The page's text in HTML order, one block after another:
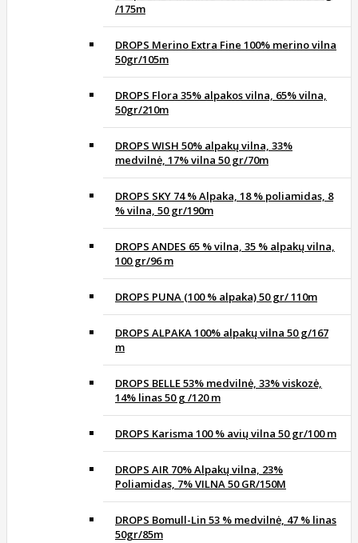
/175m
DROPS Merino Extra Fine 100% merino vilna
50gr/105m
DROPS Flora 35% alpakos vilna, 65% vilna,
50gr/210m
DROPS WISH 50% alpakų vilna, 33%
medvilnė, 17% vilna 50 gr/70m
DROPS SKY 74 % Alpaka, 18 % poliamidas, 8
% vilna, 50 gr/190m
DROPS ANDES 65 % vilna, 35 % alpakų vilna,
100 gr/96 m
DROPS PUNA (100 % alpaka) 50 gr/ 110m
DROPS ALPAKA 100% alpakų vilna 50 g/167
m
DROPS BELLE 53% medvilnė, 33% viskozė,
14% linas 50 g /120 m
DROPS Karisma 100 % avių vilna 50 gr/100 m
DROPS AIR 70% Alpakų vilna, 23%
Poliamidas, 7% VILNA 50 GR/150M
DROPS Bomull-Lin 53 % medvilnė, 47 % linas
50gr/85m